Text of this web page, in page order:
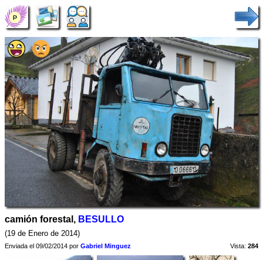
camión forestal, BESULLO
(19 de Enero de 2014)
Enviada el 09/02/2014 por Gabriel Minguez Vista: 284